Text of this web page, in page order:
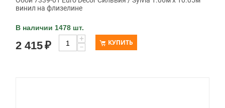
винил на флизелине
В наличии 1478 шт.
2 415₽
+
−
КУПИТЬ